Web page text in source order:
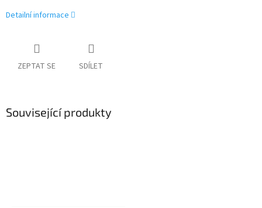
Detailní informace
ZEPTAT SE SDÍLET
Související produkty